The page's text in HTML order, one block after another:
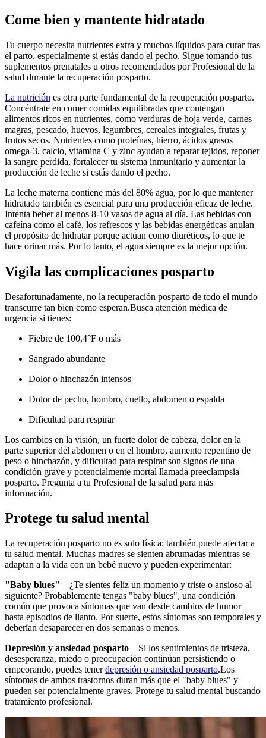
Come bien y mantente hidratado
Tu cuerpo necesita nutrientes extra y muchos líquidos para curar tras
el parto, especialmente si estás dando el pecho. Sigue tomando tus
suplementos prenatales u otros recomendados por Profesional de la
salud durante la recuperación posparto.
La nutrición es otra parte fundamental de la recuperación posparto.
Concéntrate en comer comidas equilibradas que contengan
alimentos ricos en nutrientes, como verduras de hoja verde, carnes
magras, pescado, huevos, legumbres, cereales integrales, frutas y
frutos secos. Nutrientes como proteínas, hierro, ácidos grasos
omega-3, calcio, vitamina C y zinc ayudan a reparar tejidos, reponer
la sangre perdida, fortalecer tu sistema inmunitario y aumentar la
producción de leche si estás dando el pecho.
La leche materna contiene más del 80% agua, por lo que mantener
hidratado también es esencial para una producción eficaz de leche.
Intenta beber al menos 8-10 vasos de agua al día. Las bebidas con
cafeína como el café, los refrescos y las bebidas energéticas anulan
el propósito de hidratar porque actúan como diuréticos, lo que te
hace orinar más. Por lo tanto, el agua siempre es la mejor opción.
Vigila las complicaciones posparto
Desafortunadamente, no la recuperación posparto de todo el mundo
transcurre tan bien como esperan.Busca atención médica de
urgencia si tienes:
Fiebre de 100,4°F o más
Sangrado abundante
Dolor o hinchazón intensos
Dolor de pecho, hombro, cuello, abdomen o espalda
Dificultad para respirar
Los cambios en la visión, un fuerte dolor de cabeza, dolor en la
parte superior del abdomen o en el hombro, aumento repentino de
peso o hinchazón, y dificultad para respirar son signos de una
condición grave y potencialmente mortal llamada preeclampsia
posparto. Pregunta a tu Profesional de la salud para más
información.
Protege tu salud mental
La recuperación posparto no es solo física: también puede afectar a
tu salud mental. Muchas madres se sienten abrumadas mientras se
adaptan a la vida con un bebé nuevo y pueden experimentar:
"Baby blues" – ¿Te sientes feliz un momento y triste o ansioso al
siguiente? Probablemente tengas "baby blues", una condición
común que provoca síntomas que van desde cambios de humor
hasta episodios de llanto. Por suerte, estos síntomas son temporales y
deberían desaparecer en dos semanas o menos.
Depresión y ansiedad posparto – Si los sentimientos de tristeza,
desesperanza, miedo o preocupación continúan persistiendo o
empeorando, puedes tenerdepresión o ansiedad posparto.Los
síntomas de ambos trastornos duran más que el "baby blues" y
pueden ser potencialmente graves. Protege tu salud mental buscando
tratamiento profesional.